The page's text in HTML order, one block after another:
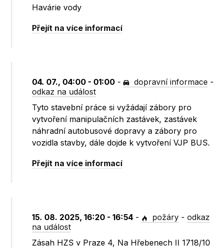
Havárie vody
Přejít na více informací
04. 07., 04:00 - 01:00 - dopravní informace -
odkaz na událost
Tyto stavební práce si vyžádají zábory pro
vytvoření manipulačních zastávek, zastávek
náhradní autobusové dopravy a zábory pro
vozidla stavby, dále dojde k vytvoření VJP BUS.
Přejít na více informací
15. 08. 2025, 16:20 - 16:54 - požáry -odkaz
na událost
Zásah HZS v Praze 4, Na Hřebenech II 1718/10